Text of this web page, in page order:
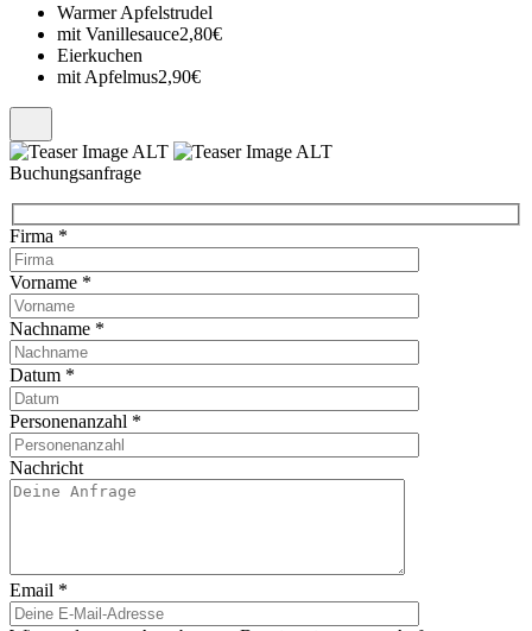
Warmer Apfelstrudel
mit Vanillesauce2,80€
Eierkuchen
mit Apfelmus2,90€
Buchungsanfrage
Firma *
Vorname *
Nachname *
Datum *
Personenanzahl *
Nachricht
Email *